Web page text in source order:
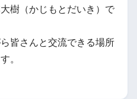
樹（かじもとだいき）で
皆さんと交流できる場所
。